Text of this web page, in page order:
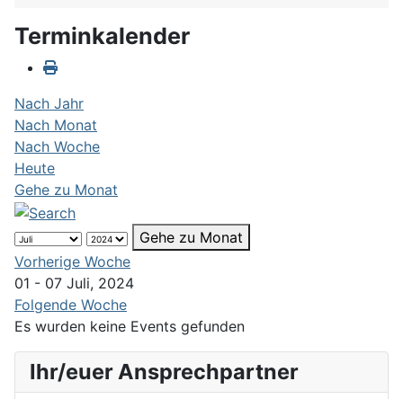
Terminkalender
Nach Jahr
Nach Monat
Nach Woche
Heute
Gehe zu Monat
Gehe zu Monat
Vorherige Woche
01 - 07 Juli, 2024
Folgende Woche
Es wurden keine Events gefunden
Ihr/euer Ansprechpartner